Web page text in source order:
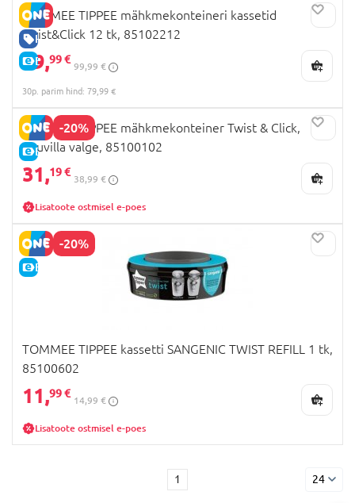
HEA HIND
E-HIND
TOMMEE TIPPEE mähkmekonteineri kassetid
Twist&Click 12 tk, 85102212
79,99 €
99,99 €
30p. parim hind: 79,99 €
-20%
E-HIND
TOMMEE TIPPEE mähkmekonteiner Twist & Click,
puuvilla valge, 85100102
31,19 €
38,99 €
Lisatoote ostmisel e-poes
-20%
E-HIND
TOMMEE TIPPEE kassetti SANGENIC TWIST REFILL 1 tk,
85100602
11,99 €
14,99 €
Lisatoote ostmisel e-poes
1 24